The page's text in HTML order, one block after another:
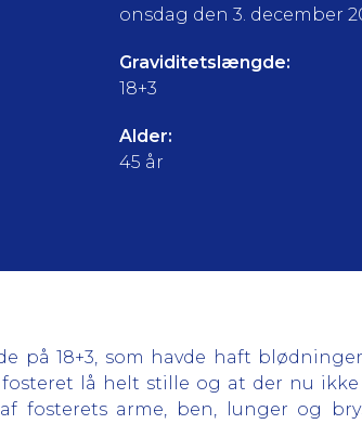
onsdag den 3. december
Graviditetslængde:
18+3
Alder:
45 år
på 18+3, som havde haft
lå helt stille og at der nu
fosterets arme, ben, lunger og